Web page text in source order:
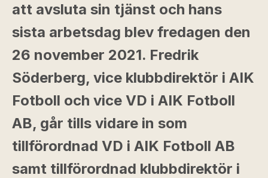
att avsluta sin tjänst och hans
sista arbetsdag blev fredagen den
26 november 2021. Fredrik
Söderberg, vice klubbdirektör i AIK
Fotboll och vice VD i AIK Fotboll
AB, går tills vidare in som
tillförordnad VD i AIK Fotboll AB
samt tillförordnad klubbdirektör i